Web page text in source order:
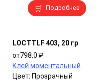
Подробнее
Этот
товар
вариаций.
можно
выбрать
LOCTTLF 403, 20 гр
от798.0 ₽
Клей моментальный
Цвет: Прозрачный